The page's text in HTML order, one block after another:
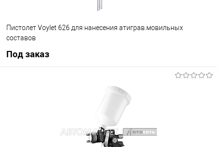
Пистолет Voylet 626 для нанесения атиграв.мовильных
составов
Под заказ